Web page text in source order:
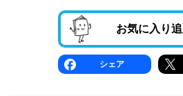
お気に入り
シェア